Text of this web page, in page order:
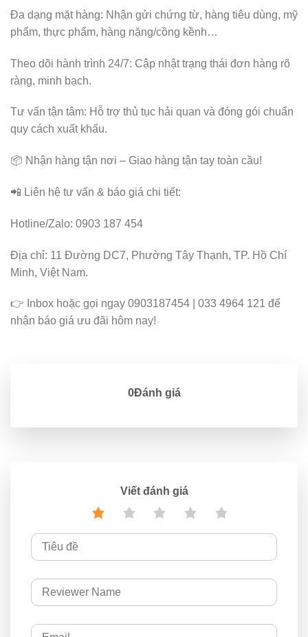
Đa dạng mặt hàng: Nhận gửi chứng từ, hàng tiêu dùng, mỹ
phẩm, thực phẩm, hàng nặng/cồng kềnh…
Theo dõi hành trình 24/7: Cập nhật trạng thái đơn hàng rõ
ràng, minh bạch.
Tư vấn tận tâm: Hỗ trợ thủ tục hải quan và đóng gói chuẩn
quy cách xuất khẩu.
📦 Nhận hàng tận nơi – Giao hàng tận tay toàn cầu!
📲 Liên hệ tư vấn & báo giá chi tiết:
Hotline/Zalo: 0903 187 454
Địa chỉ: 11 Đường DC7, Phường Tây Thạnh, TP. Hồ Chí
Minh, Việt Nam.
👉 Inbox hoặc gọi ngay 0903187454 | 033 4964 121 để
nhận báo giá ưu đãi hôm nay!
0Đánh giá
Viết đánh giá